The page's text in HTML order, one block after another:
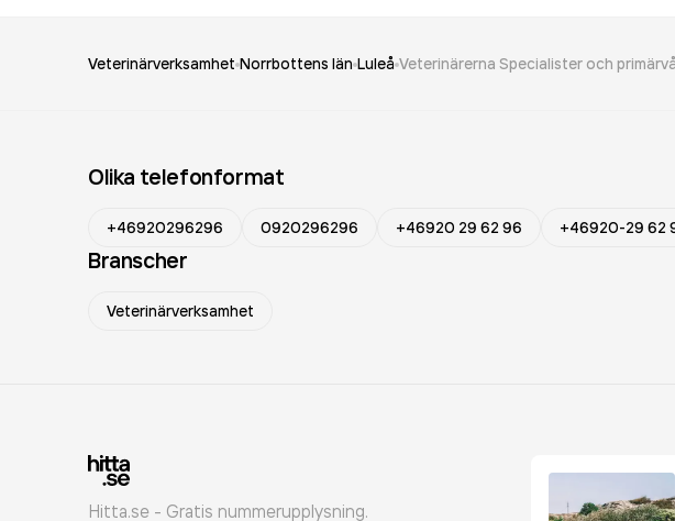
Veterinärverksamhet Norrbottens län Luleå Veterinärerna Specialister och
Olika telefonformat
+46920296296 0920296296 +46920 29 62 96 +46920-29 62
Branscher
Veterinärverksamhet
Hitta.se - Gratis nummerupplysning.